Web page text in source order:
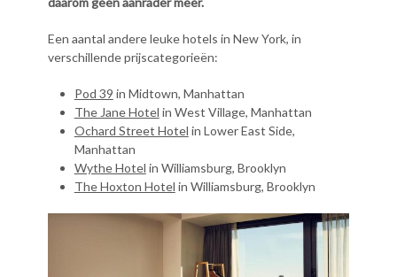
Een aantal andere leuke hotels in New York, in
verschillende prijscategorieën:
Pod 39 in Midtown, Manhattan
The Jane Hotel in West Village, Manhattan
Ochard Street Hotel in Lower East Side,
Manhattan
Wythe Hotel in Williamsburg, Brooklyn
The Hoxton Hotel in Williamsburg, Brooklyn